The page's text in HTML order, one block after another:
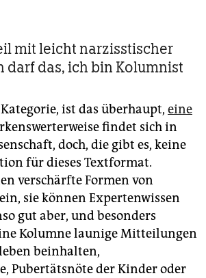
mit leicht narzisstischer
darf das, ich bin Kolumnist
ist das überhaupt, eine
findet sich in
doch, die gibt es, keine
für dieses Textformat.
verschärfte Formen von
sie können Expertenwissen
gut aber, und besonders
Kolumne launige Mitteilungen
beinhalten,
Pubertätsnöte der Kinder oder